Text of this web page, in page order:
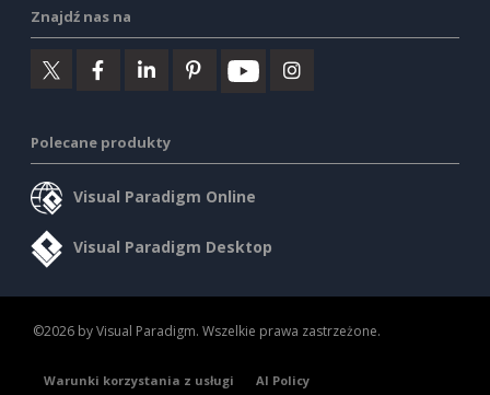
Znajdź nas na
Polecane produkty
Visual Paradigm Online
Visual Paradigm Desktop
©2026 by Visual Paradigm. Wszelkie prawa zastrzeżone.
Warunki korzystania z usługi AI Policy